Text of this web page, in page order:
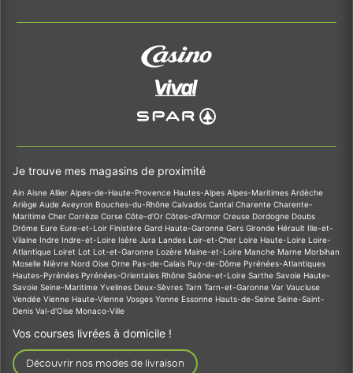
Je trouve mes magasins de proximité
Ain Aisne Allier Alpes-de-Haute-Provence Hautes-Alpes Alpes-Maritimes Ardèche
Ariège Aude Aveyron Bouches-du-Rhône Calvados Cantal Charente Charente-
Maritime Cher Corrèze Corse Côte-d'Or Côtes-d'Armor Creuse Dordogne Doubs
Drôme Eure Eure-et-Loir Finistère Gard Haute-Garonne Gers Gironde Hérault Ille-et-
Vilaine Indre Indre-et-Loire Isère Jura Landes Loir-et-Cher Loire Haute-Loire Loire-
Atlantique Loiret Lot Lot-et-Garonne Lozère Maine-et-Loire Manche Marne Morbihan
Moselle Nièvre Nord Oise Orne Pas-de-Calais Puy-de-Dôme Pyrénées-Atlantiques
Hautes-Pyrénées Pyrénées-Orientales Rhône Saône-et-Loire Sarthe Savoie Haute-
Savoie Seine-Maritime Yvelines Deux-Sèvres Tarn Tarn-et-Garonne Var Vaucluse
Vendée Vienne Haute-Vienne Vosges Yonne Essonne Hauts-de-Seine Seine-Saint-
Denis Val-d'Oise Monaco-Ville
Vos courses livrées à domicile !
Découvrir nos modes de livraison